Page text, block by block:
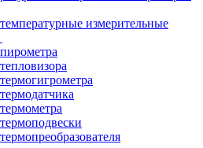
измерительные